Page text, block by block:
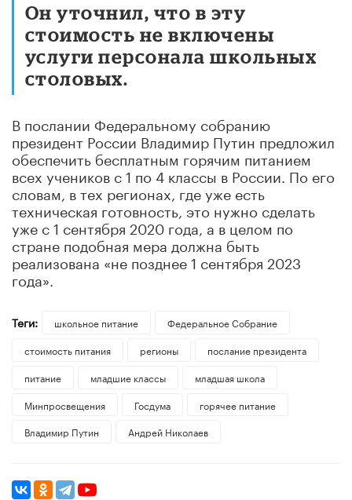
Он уточнил, что в эту
стоимость не включены
услуги персонала школьных
столовых.
В послании Федеральному собранию
президент России Владимир Путин предложил
обеспечить бесплатным горячим питанием
всех учеников с 1 по 4 классы в России. По его
словам, в тех регионах, где уже есть
техническая готовность, это нужно сделать
уже с 1 сентября 2020 года, а в целом по
стране подобная мера должна быть
реализована «не позднее 1 сентября 2023
года».
Теги: школьное питание
Федеральное Собрание
стоимость питания
регионы
послание президента
питание
младшие классы
младшая школа
Минпросвещения
Госдума
горячее питание
Владимир Путин
Андрей Николаев